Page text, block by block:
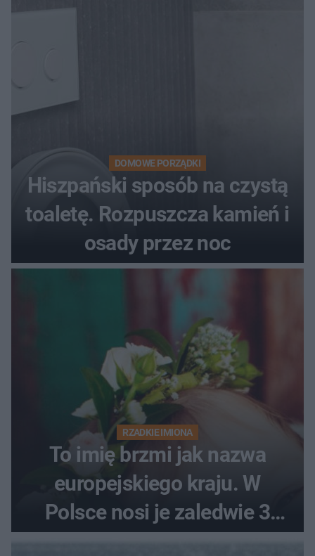
DOMOWE PORZĄDKI
Hiszpański sposób na czystą
toaletę. Rozpuszcza kamień i
osady przez noc
RZADKIE IMIONA
To imię brzmi jak nazwa
europejskiego kraju. W
Polsce nosi je zaledwie 3
kobiety